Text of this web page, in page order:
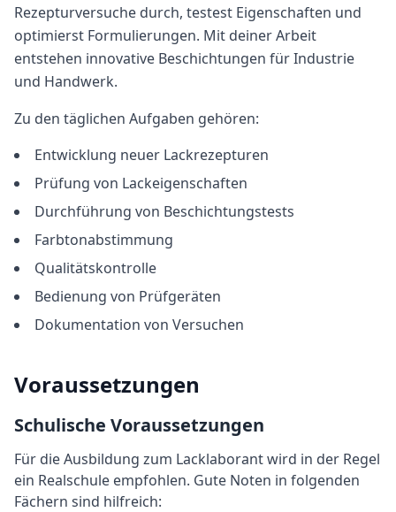
Rezepturversuche durch, testest Eigenschaften und
optimierst Formulierungen. Mit deiner Arbeit
entstehen innovative Beschichtungen für Industrie
und Handwerk.
Zu den täglichen Aufgaben gehören:
Entwicklung neuer Lackrezepturen
Prüfung von Lackeigenschaften
Durchführung von Beschichtungstests
Farbtonabstimmung
Qualitätskontrolle
Bedienung von Prüfgeräten
Dokumentation von Versuchen
Voraussetzungen
Schulische Voraussetzungen
Für die Ausbildung zum Lacklaborantwird in der Regel
ein Realschule empfohlen. Gute Noten in folgenden
Fächern sind hilfreich: